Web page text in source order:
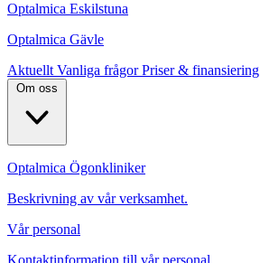
Optalmica Eskilstuna
Optalmica Gävle
Aktuellt Vanliga frågorPriser & finansiering
Om oss
Optalmica Ögonkliniker
Beskrivning av vår verksamhet.
Vår personal